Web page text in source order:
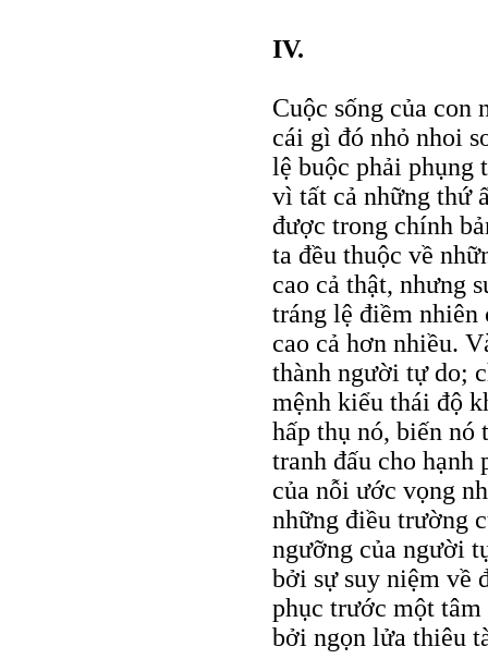
IV.
Cuộc sống của
cái gì đó nhỏ nhoi
lệ buộc phải
vì tất cả những thứ
được trong chính
ta đều thuộc về
cao cả thật, nhưng
tráng lệ điềm nhiên
cao cả hơn nhiều.
thành người tự do;
mệnh kiểu thái độ
hấp thụ nó, biến nó
tranh đấu cho
của nỗi ước vọng
những điều trường
ngưỡng của người
bởi sự suy niệm về
phục trước một
bởi ngọn lửa thiêu